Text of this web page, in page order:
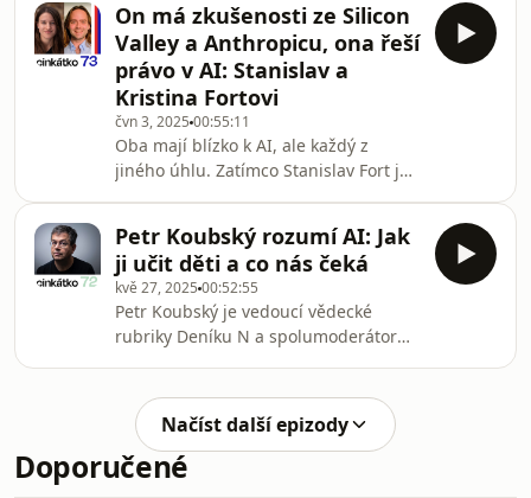
investici od TCF, fondu Tomáše Čupra.
Jaké jsou současné trendy v longevity?
Jaký má názor na amerického
podnikatele Bryana Johnsona? A co
všechno v Macromo dokáží testovat a
měřit? Dozvíte se v rozhovoru.---Eva
na LinkedInu:
https://www.linkedin.com/i
On má zkušenosti ze Silicon
Valley a Anthropicu, ona řeší
právo v AI: Stanislav a
Kristina Fortovi
čvn 3, 2025 00:55:11
Oba mají blízko k AI, ale každý z
jiného úhlu. Zatímco Stanislav Fort je
zakladatelem AI startupu, Kristina
Fort se zabývá umělou inteligencí z
pohledu governance a regulace.Jaký
je rozdíl mezi Anthropicem a OpenAI?
Proč se tak málo mluví o obecné
umělé inteligenci? A proč musí být
regulace AI flexibilní? Dozvíte se v
rozhovoru.St
Petr Koubský rozumí AI: Jak
ji učit děti a co nás čeká
kvě 27, 2025 00:52:55
Petr Koubský je vedoucí vědecké
rubriky Deníku N a spolumoderátor
dlouhodobě zabývá AI. Je srovnání
dnešní AI revoluce s revolucí
průmyslovou adekvátní? V čem je AI
rozhodně lepší než člověk? A proč
Načíst další epizody
Doporučené